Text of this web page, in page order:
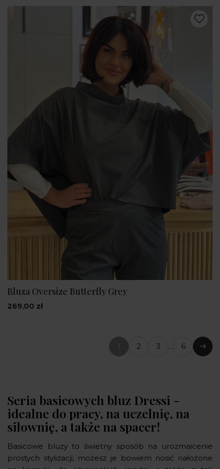
Bluza Oversize Butterfly Grey
269,00 zł
1(bieżąca
strona)
2 3 … 6
Seria basicowych bluz Dressi -
idealne do pracy, na uczelnię, na
siłownię, a także na spacer!
Basicowe bluzy to świetny sposób na urozmaicenie
prostych stylizacji, możesz je bowiem nosić nałożone